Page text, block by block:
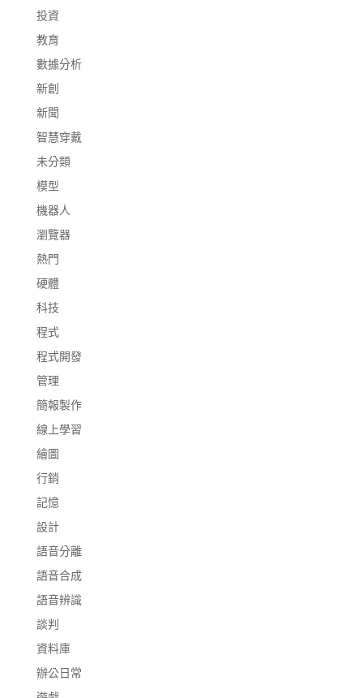
投資
教育
數據分析
新創
新聞
智慧穿戴
未分類
模型
機器人
瀏覽器
熱門
硬體
科技
程式
程式開發
管理
簡報製作
線上學習
繪圖
行銷
記憶
設計
語音分離
語音合成
語音辨識
談判
資料庫
辦公日常